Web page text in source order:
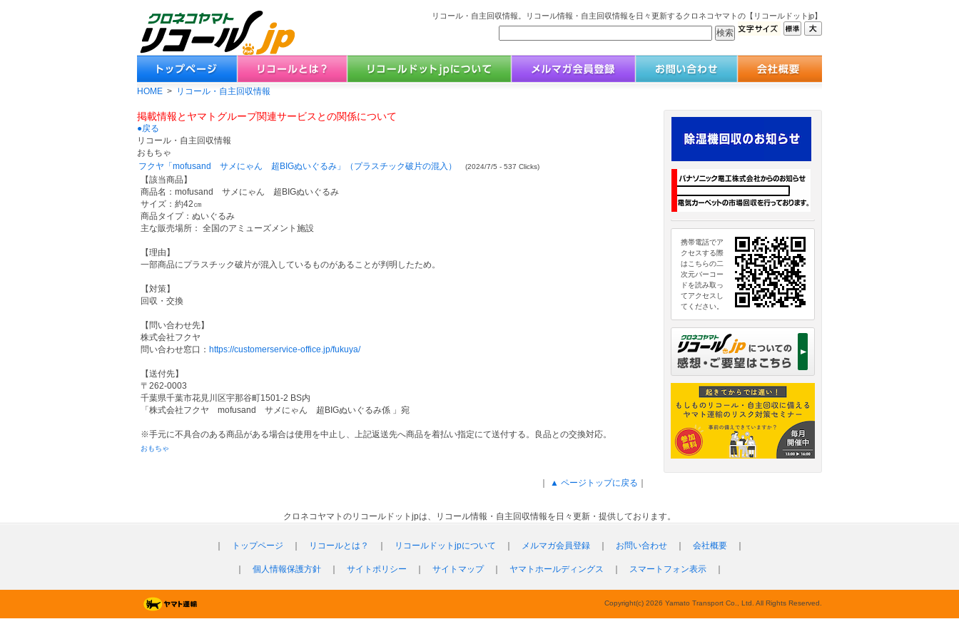
リコール・自主回収情報。リコール情報・自主回収情報を日々更新するクロネコヤマトの【リコールドットjp】
HOME > リコール・自主回収情報
掲載情報とヤマトグループ関連サービスとの関係について
●戻る
リコール・自主回収情報
おもちゃ
フクヤ「mofusand サメにゃん 超BIGぬいぐるみ」（プラスチック破片の混入）
(2024/7/5 - 537 Clicks)
【該当商品】
商品名：mofusand サメにゃん 超BIGぬいぐるみ
サイズ：約42㎝
商品タイプ：ぬいぐるみ
主な販売場所： 全国のアミューズメント施設
【理由】
一部商品にプラスチック破片が混入しているものがあることが判明したため。
【対策】
回収・交換
【問い合わせ先】
株式会社フクヤ
問い合わせ窓口： https://customerservice-office.jp/fukuya/
【送付先】
〒262-0003
千葉県千葉市花見川区宇那谷町1501-2 BS内
「株式会社フクヤ mofusand サメにゃん 超BIGぬいぐるみ係 」宛
※手元に不具合のある商品がある場合は使用を中止し、上記返送先へ商品を着払い指定にて送付する。良品との交換対応。
おもちゃ
▲ ページトップに戻る
携帯電話でア
クセスする際
はこちらの二
次元バーコー
ドを読み取っ
てアクセスし
てください。
クロネコヤマトのリコールドットjpは、リコール情報・自主回収情報を日々更新・提供しております。
トップページ リコールとは？ リコールドットjpについて メルマガ会員登録 お問い合わせ 会社概要
個人情報保護方針 サイトポリシー サイトマップ｜ ヤマトホールディングス スマートフォン表示
Copyright(c) 2026 Yamato Transport Co., Ltd. All Rights Reserved.